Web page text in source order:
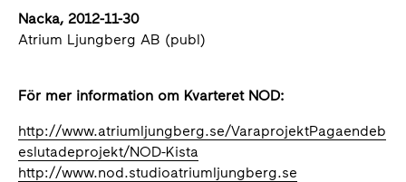
Nacka, 2012-11-30
Atrium Ljungberg AB (publ)
För mer information om Kvarteret NOD:
http://www.atriumljungberg.se/VaraprojektPagaendeb
eslutadeprojekt/NOD-Kista
http://www.nod.studioatriumljungberg.se